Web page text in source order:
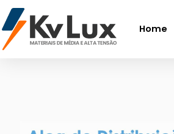
Home